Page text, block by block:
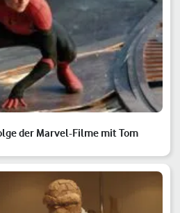
der Marvel-Filme mit Tom